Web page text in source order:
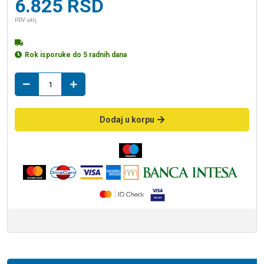
6.825 RSD
PDV uklj.
Rok isporuke do 5 radnih dana
J382203
sudopera
količina
Dodaj u korpu